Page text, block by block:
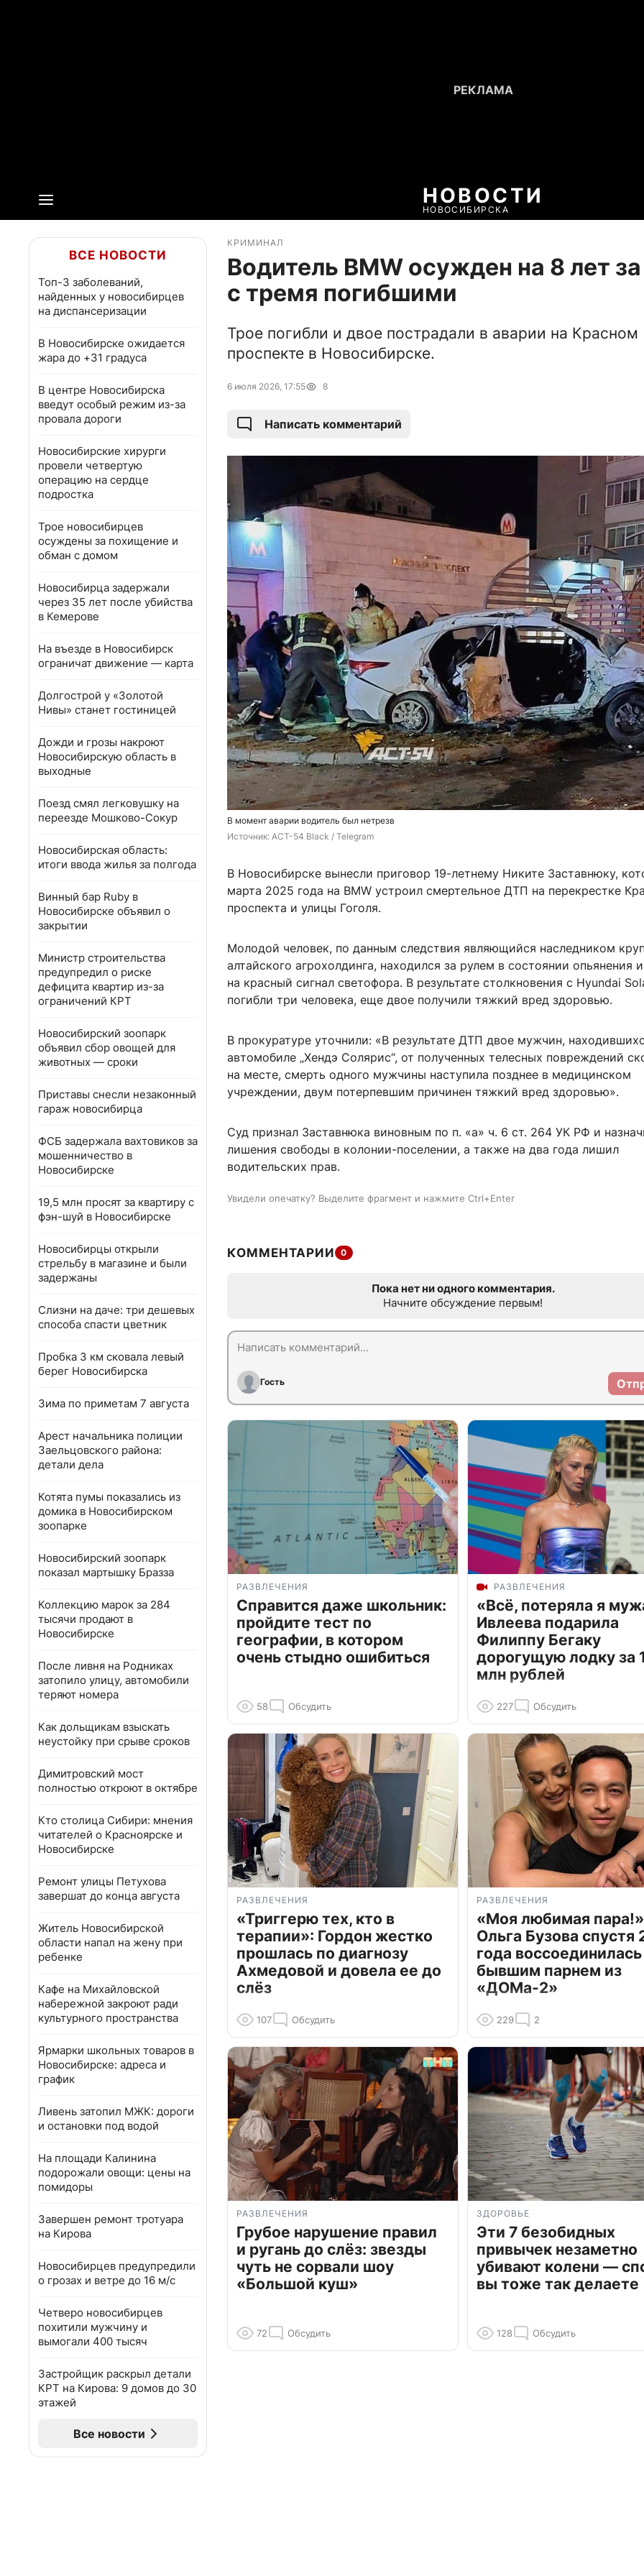
НОВОСТИ
НОВОСИБИРСКА
ВСЕ НОВОСТИ
Топ-3 заболеваний,
найденных у новосибирцев
на диспансеризации
В Новосибирске ожидается
жара до +31 градуса
В центре Новосибирска
введут особый режим из-за
провала дороги
Новосибирские хирурги
провели четвертую
операцию на сердце
подростка
Трое новосибирцев
осуждены за похищение и
обман с домом
Новосибирца задержали
через 35 лет после убийства
в Кемерове
На въезде в Новосибирск
ограничат движение — карта
Долгострой у «Золотой
Нивы» станет гостиницей
Дожди и грозы накроют
Новосибирскую область в
выходные
Поезд смял легковушку на
переезде Мошково-Сокур
Новосибирская область:
итоги ввода жилья за полгода
Винный бар Ruby в
Новосибирске объявил о
закрытии
Министр строительства
предупредил о риске
дефицита квартир из-за
ограничений КРТ
Новосибирский зоопарк
объявил сбор овощей для
животных — сроки
Приставы снесли незаконный
гараж новосибирца
ФСБ задержала вахтовиков за
мошенничество в
Новосибирске
19,5 млн просят за квартиру с
фэн-шуй в Новосибирске
Новосибирцы открыли
стрельбу в магазине и были
задержаны
Слизни на даче: три дешевых
способа спасти цветник
Пробка 3 км сковала левый
берег Новосибирска
Зима по приметам 7 августа
Арест начальника полиции
Заельцовского района:
детали дела
Котята пумы показались из
домика в Новосибирском
зоопарке
Новосибирский зоопарк
показал мартышку Бразза
Коллекцию марок за 284
тысячи продают в
Новосибирске
После ливня на Родниках
затопило улицу, автомобили
теряют номера
Как дольщикам взыскать
неустойку при срыве сроков
Димитровский мост
полностью откроют в октябре
Кто столица Сибири: мнения
читателей о Красноярске и
Новосибирске
Ремонт улицы Петухова
завершат до конца августа
Житель Новосибирской
области напал на жену при
ребенке
Кафе на Михайловской
набережной закроют ради
культурного пространства
Ярмарки школьных товаров в
Новосибирске: адреса и
график
Ливень затопил МЖК: дороги
и остановки под водой
На площади Калинина
подорожали овощи: цены на
помидоры
Завершен ремонт тротуара
на Кирова
Новосибирцев предупредили
о грозах и ветре до 16 м/с
Четверо новосибирцев
похитили мужчину и
вымогали 400 тысяч
Застройщик раскрыл детали
КРТ на Кирова: 9 домов до 30
этажей
Все новости
КРИМИНАЛ
Водитель BMW осужден на 8 лет
с тремя погибшими
Трое погибли и двое пострадали в аварии на Красном
проспекте в Новосибирске.
6 июля 2026, 17:55 8
Написать комментарий
В момент аварии водитель был нетрезв
Источник: АСТ-54 Black / Telegram
В Новосибирске вынесли приговор 19-летнему Никите Заставнюку,
марта 2025 года на BMW устроил смертельное ДТП на перекрестке
проспекта и улицы Гоголя.
Молодой человек, по данным следствия являющийся наследником
алтайского агрохолдинга, находился за рулем в состоянии опьянения
на красный сигнал светофора. В результате столкновения с Hyundai
погибли три человека, еще двое получили тяжкий вред здоровью.
В прокуратуре уточнили: «В результате ДТП двое мужчин,
автомобиле „Хендэ Солярис“, от полученных телесных повреждений
на месте, смерть одного мужчины наступила позднее в медицинском
учреждении, двум потерпевшим причинен тяжкий вред здоровью».
Суд признал Заставнюка виновным по п. «а» ч. 6 ст. 264 УК РФ и
лишения свободы в колонии-поселении, а также на два года лишил
водительских прав.
Увидели опечатку? Выделите фрагмент и нажмите Ctrl+Enter
КОММЕНТАРИИ 0
Пока нет ни одного комментария.
Начните обсуждение первым!
Гость
РАЗВЛЕЧЕНИЯ
Справится даже школьник:
пройдите тест по
географии, в котором
очень стыдно ошибиться
58 Обсудить
РАЗВЛЕЧЕНИЯ
«Всё, потеряла я
Ивлеева подарила
Филиппу Бегаку
дорогущую лодку за
млн рублей
227 Обсудить
РАЗВЛЕЧЕНИЯ
«Триггерю тех, кто в
терапии»: Гордон жестко
прошлась по диагнозу
Ахмедовой и довела ее до
слёз
107 Обсудить
РАЗВЛЕЧЕНИЯ
«Моя любимая
Ольга Бузова спустя
года
бывшим парнем из
«ДОМа-2»
229 2
РАЗВЛЕЧЕНИЯ
Грубое нарушение правил
и ругань до слёз: звезды
чуть не сорвали шоу
«Большой куш»
72 Обсудить
ЗДОРОВЬЕ
Эти 7 безобидных
привычек незаметно
убивают колени —
вы тоже так делаете
128 Обсудить